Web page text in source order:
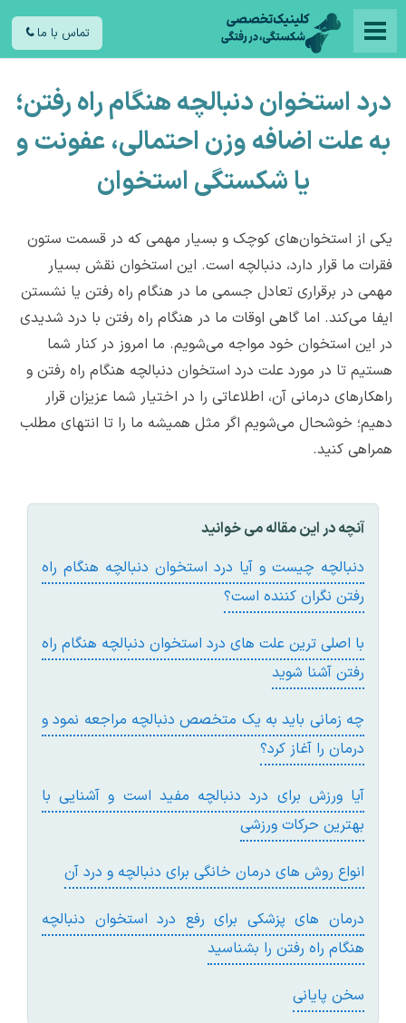
تماس با ما
درد استخوان دنبالچه هنگام راه رفتن؛
به علت اضافه وزن احتمالی، عفونت و
یا شکستگی استخوان
یکی از استخوان‌های کوچک و بسیار مهمی که در قسمت ستون
فقرات ما قرار دارد، دنبالچه است. این استخوان نقش بسیار
مهمی در برقراری تعادل جسمی ما در هنگام راه رفتن یا نشستن
ایفا می‌کند. اما گاهی اوقات ما در هنگام راه رفتن با درد شدیدی
در این استخوان خود مواجه می‌شویم. ما امروز در کنار شما
هستیم تا در مورد علت درد استخوان دنبالچه هنگام راه رفتن و
راهکارهای درمانی آن، اطلاعاتی را در اختیار شما عزیزان قرار
دهیم؛ خوشحال می‌شویم اگر مثل همیشه ما را تا انتهای مطلب
همراهی کنید.
آنچه در این مقاله می خوانید
دنبالچه چیست و آیا درد استخوان دنبالچه هنگام راه
رفتن نگران کننده است؟
با اصلی‌ ترین علت‌ های درد استخوان دنبالچه هنگام راه
رفتن آشنا شوید
چه زمانی باید به یک متخصص دنبالچه مراجعه نمود و
درمان را آغاز کرد؟
آیا ورزش برای درد دنبالچه مفید است و آشنایی با
بهترین حرکات ورزشی
انواع روش‌ های درمان خانگی برای دنبالچه و درد آن
درمان های پزشکی برای رفع درد استخوان دنبالچه
هنگام راه رفتن را بشناسید
سخن پایانی